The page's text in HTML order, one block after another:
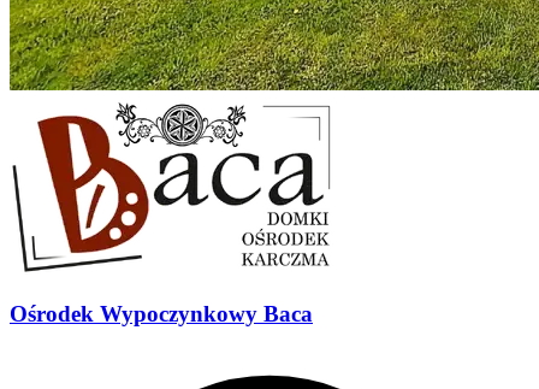
Ośrodek Wypoczynkowy Baca